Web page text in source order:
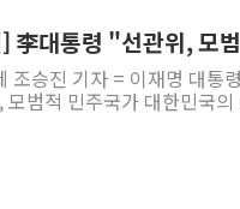
李대통령 "선관위, 모
조승진 기자 = 이재명 대통
범적 민주국가 대한민국